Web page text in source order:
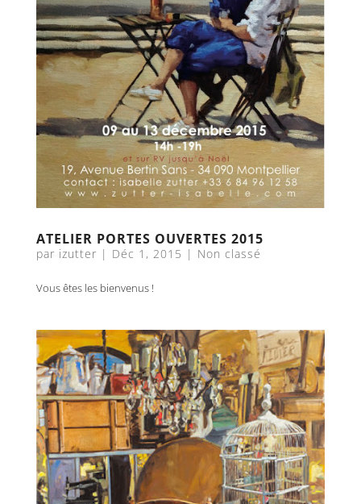
ATELIER PORTES OUVERTES 2015
par izutter | Déc 1, 2015 | Non classé
Vous êtes les bienvenus !